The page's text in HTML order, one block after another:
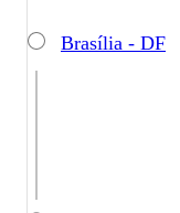
Brasília - DF